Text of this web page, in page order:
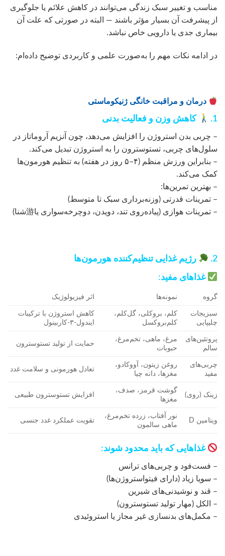
مناسب و تغییر سبک زندگی می‌توانند در کاهش علائم یا جلوگیری
از پیشرفت آن بسیار مؤثر باشند — البته در صورتی که علت آن
بیماری جدی یا دارویی خاص نباشد.
در ادامه نکات مهم را به‌صورت علمی و کاربردی توضیح داده‌ام:
درمان و مراقبت خانگی ژنیکوماستی
1. کاهش وزن و فعالیت بدنی
– چربی بدن استروژن را افزایش می‌دهد، چون آنزیم آروماتاز در
سلول‌های چربی، تستوسترون را به استروژن تبدیل می‌کند.
– بنابراین ورزش منظم (۴–۵ روز در هفته) به تنظیم هورمون‌ها
کمک می‌کند.
– بهترین تمرین‌ها:
– تمرینات قدرتی (وزنه‌برداری سبک تا متوسط)
– تمرینات هوازی (پیاده‌روی تند، دویدن، دوچرخه‌سواری یا游شنا)
2. رژیم غذایی تنظیم‌کننده هورمون‌ها
غذاهای مفید:
گروه نمونه‌ها اثر فیزیولوژیک
سبزیجات
چلیپایی
کلم، بروکلی، گل‌کلم،
کلم‌بروکسل
کاهش استروژن با ترکیبات
ایندول-۳-کاربینول
پروتئین‌های
سالم
مرغ، ماهی، تخم‌مرغ،
حبوبات
حمایت از تولید تستوسترون
چربی‌های
مفید
روغن زیتون، آووکادو،
مغزها، دانه چیا
تعادل هورمونی و سلامت غدد
زینک (روی)
گوشت قرمز، صدف،
مغزها
افزایش تستوسترون طبیعی
ویتامین D
نور آفتاب، زرده تخم‌مرغ،
ماهی سالمون
تقویت عملکرد غدد جنسی
غذاهایی که باید محدود شوند:
– فست‌فود و چربی‌های ترانس
– سویا زیاد (دارای فیتواستروژن‌ها)
– قند و نوشیدنی‌های شیرین
– الکل (مهار تولید تستوسترون)
– مکمل‌های بدنسازی غیر مجاز یا استروئیدی